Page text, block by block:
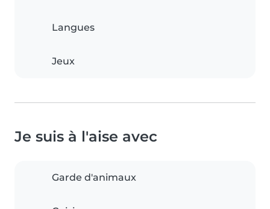
Langues
Jeux
Je suis à l'aise avec
Garde d'animaux